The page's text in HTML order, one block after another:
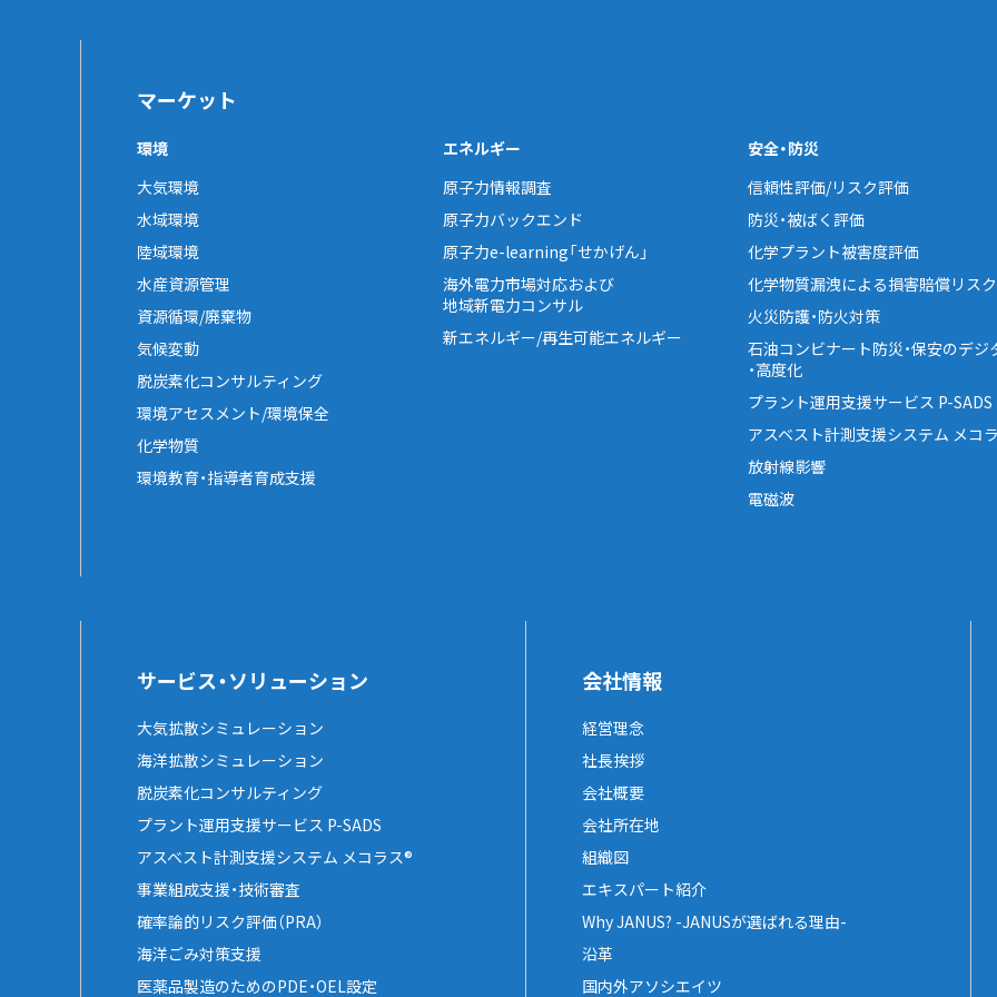
マーケット
環境
大気環境
水域環境
陸域環境
水産資源管理
資源循環/廃棄物
気候変動
脱炭素化コンサルティング
環境アセスメント/環境保全
化学物質
環境教育・指導者育成支援
エネルギー
原子力情報調査
原子力バックエンド
原子力e-learning「せかげん」
海外電力市場対応および
地域新電力コンサル
新エネルギー/再生可能エネルギー
安全・防災
信頼性評価/リスク評価
防災・被ばく評価
化学プラント被害度評価
化学物質漏洩による損害賠償リス
火災防護・防火対策
石油コンビナート防災・保安のデジ
・高度化
プラント運用支援サービス P-SADS
アスベスト計測支援システム メコ
放射線影響
電磁波
サービス・ソリューション
大気拡散シミュレーション
海洋拡散シミュレーション
脱炭素化コンサルティング
プラント運用支援サービス P-SADS
アスベスト計測支援システム メコラス®
事業組成支援・技術審査
確率論的リスク評価（PRA）
海洋ごみ対策支援
医薬品製造のためのPDE・OEL設定
会社情報
経営理念
社長挨拶
会社概要
会社所在地
組織図
エキスパート紹介
Why JANUS? -JANUSが選ばれる理由-
沿革
国内外アソシエイツ